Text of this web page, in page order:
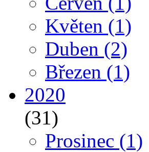
Květen (1)
Duben (2)
Březen (1)
2020
(31)
Prosinec (1)